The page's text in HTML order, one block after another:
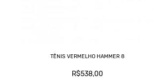
TÊNIS VERMELHO HAMMER 8
R$538,00